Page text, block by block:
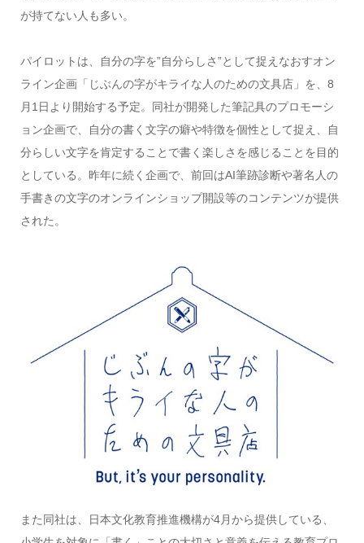
が持てない人も多い。
パイロットは、自分の字を”自分らしさ”として捉えなおすオン
ライン企画「じぶんの字がキライな人のための文具店」を、8
月1日より開始する予定。同社が開発した筆記具のプロモーシ
ョン企画で、自分の書く文字の癖や特徴を個性として捉え、自
分らしい文字を肯定することで書く楽しさを感じることを目的
としている。昨年に続く企画で、前回はAI筆跡診断や著名人の
手書きの文字のオンラインショップ開設等のコンテンツが提供
された。
また同社は、日本文化教育推進機構が4月から提供している、